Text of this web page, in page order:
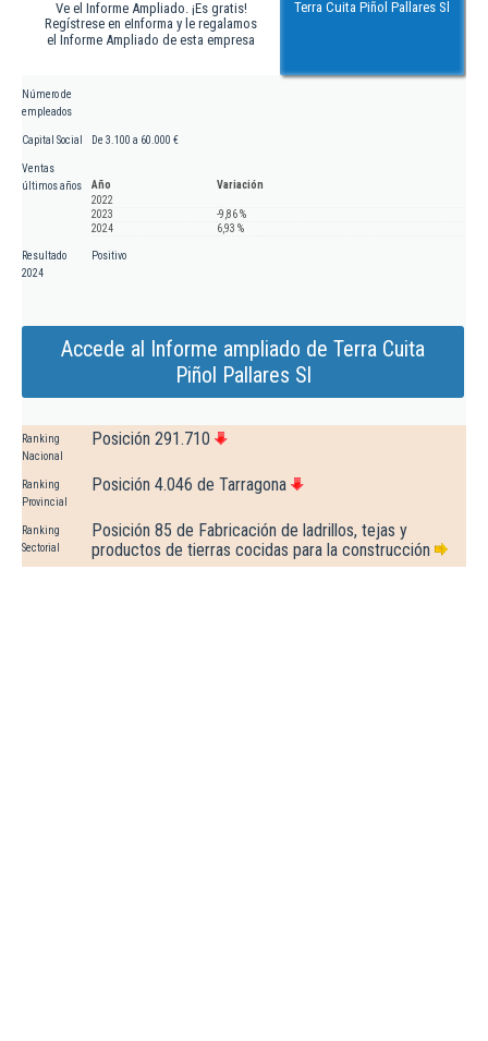
Ve el Informe Ampliado. ¡Es gratis!
Regístrese en eInforma y le regalamos
el Informe Ampliado de esta empresa
Terra Cuita Piñol Pallares Sl
Número de
empleados
Capital Social De 3.100 a 60.000 €
Ventas
últimos años
Año
Variación
2022
2023
-9,86 %
2024
6,93 %
Resultado
2024
Positivo
Accede al Informe ampliado de Terra Cuita
Piñol Pallares Sl
Ranking
Nacional
Posición 291.710
Ranking
Provincial
Posición 4.046 de Tarragona
Ranking
Sectorial
Posición 85 de Fabricación de ladrillos, tejas y
productos de tierras cocidas para la construcción